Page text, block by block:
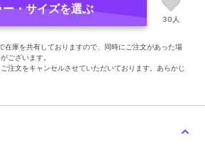
・サイズを選ぶ
30人
在庫を共有しておりますので、同時にご注文があった場
ございます。
注文をキャンセルさせていただいております。あらかじ